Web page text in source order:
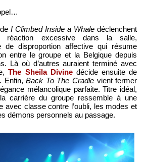
I Climbed Inside a Whale déclenchent
réaction excessive dans la salle,
de disproportion affective qui résume
entre le groupe et la Belgique depuis
Là où d’autres auraient terminé avec
The Sheila Divinedécide ensuite de
. Enfin,Back To The Cradlevient fermer
mélancolique parfaite. Titre idéal,
carrière du groupe ressemble à une
avec classe contre l’oubli, les modes et
démons personnels au passage.